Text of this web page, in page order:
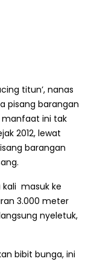
titun’, nanas
pisang barangan
manfaat ini tak
2012, lewat
barangan
masuk ke
3.000 meter
nyeletuk,
bibit bunga, ini